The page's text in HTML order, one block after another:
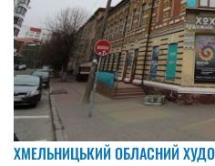
ХМЕЛЬНИЦЬКИЙ ОБЛАСНИЙ